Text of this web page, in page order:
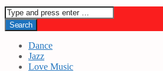
Dance
Jazz
Love Music